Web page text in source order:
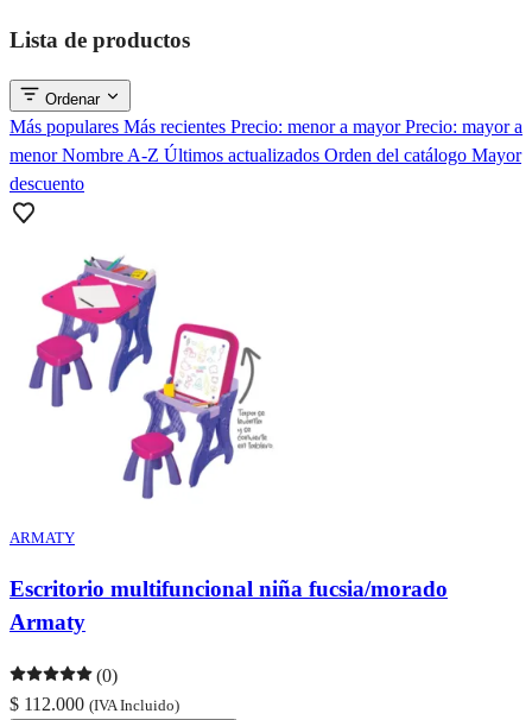
Lista de productos
Ordenar
Más populares Más recientes Precio: menor a mayorPrecio: mayor a
menorNombre A-Z Últimos actualizados Orden del catálogo Mayor
descuento
ARMATY
Escritorio multifuncional niña fucsia/morado
Armaty
(0)
$ 112.000 (IVA Incluido)